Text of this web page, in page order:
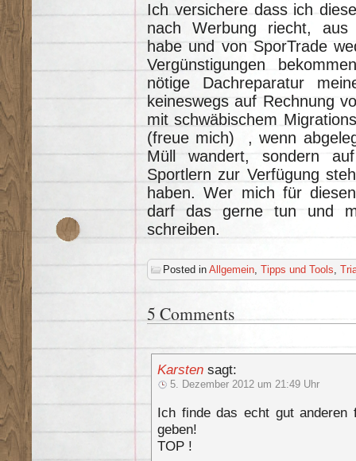
Ich versichere dass ich
nach Werbung riecht, aus
habe und von SporTrade
Vergünstigungen
nötige Dachreparatur
keineswegs auf Rechnung
mit schwäbischem
(freue mich) , wenn
Müll wandert, sondern
Sportlern zur Verfügung
haben. Wer mich für
darf das gerne tun und
schreiben.
Posted in Allgemein, Tipps und Tools,
5 Comments
Karsten sagt:
5. Dezember 2012 um 21:49 Uhr
Ich finde das echt gut
geben!
TOP !